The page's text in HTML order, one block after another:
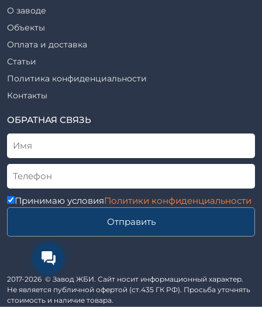
Фермы железобетонные
Фундаментные блоки
Фундаменты железобетонные
Шахты лифтов железобетонные
Шпалы железобетонные
Элементы благоустройства
Трубы асбоцементные
Приставки железобетонные (пасынки) Серия 3.407-57 и
ГОСТ 14295-75
Лестничные марши
Автопавильоны
Анкера железобетонные
Балки железобетонные
Блоки железобетонные
Диафрагмы жесткости железобетонные
Звенья железобетонные
Кабины санитарно-технические
Капители колонн
Серия
ТП
ТПР
Шифр
Рабочие чертежи
ВСН
ТУ
Альбом
О заводе
Объекты
Оплата и доставка
Статьи
Политика конфиденциальности
Контакты
ОБРАТНАЯ СВЯЗЬ
Принимаю условияПолитики конфиденциальности
Отправить
2017-2026 © Завод ЖБИ. Сайт носит информационный характер.
Не является публичной офертой (ст.435 ГК РФ). Просьба уточнять
стоимость и наличие товара.